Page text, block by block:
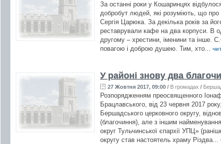
За останні роки у Кошаринцях
добробут людей, які розуміють, що
Сергія Царюка. За декілька років за
реставрували кафе на два корпуси. В
другому – хрестини, іменини та інше.
повагою і доброю душею. Тим, хто...
У районі знову два
27 Жовтня 2017, 09:00 / В громадах /
Розпорядженням преосвященного
Брацлавського, від 23 червня 2017
Бершадського церковного округу,
(благочиння), але з іншим
округ Тульчинської єпархії УПЦ»
округу став настоятель храму Різдва...